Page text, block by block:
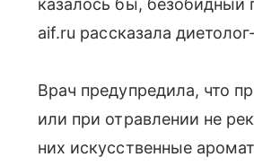
казалось бы, безобидный
aif.ru рассказала
Врач предупредила, что
или при отравлении не
них искусственные